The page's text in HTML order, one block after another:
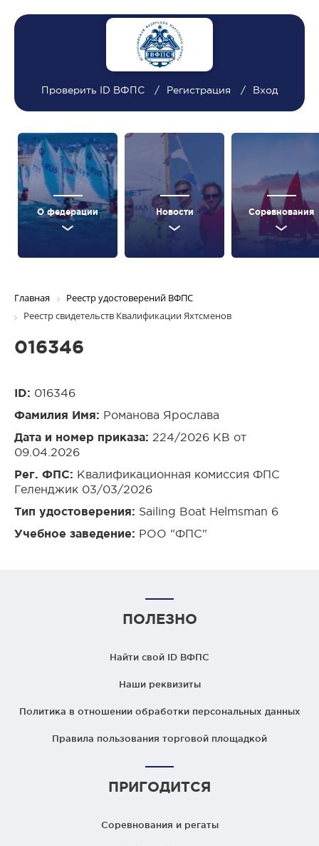
Проверить ID ВФПС Регистрация Вход
О федерации Новости Соревнования
Главная
Реестр удостоверений ВФПС
Реестр свидетельств Квалификации Яхтсменов
016346
ID: 016346
Фамилия Имя: Романова Ярослава
Дата и номер приказа: 224/2026 КВ от
09.04.2026
Рег. ФПС: Квалификационная комиссия ФПС
Геленджик 03/03/2026
Тип удостоверения: Sailing Boat Helmsman 6
Учебное заведение: РОО "ФПС"
ПОЛЕЗНО
Найти свой ID ВФПС
Наши реквизиты
Политика в отношении обработки персональных данных
Правила пользования торговой площадкой
ПРИГОДИТСЯ
Соревнования и регаты